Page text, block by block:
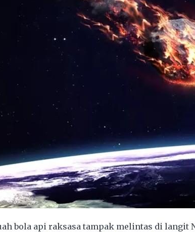
bola api raksasa tampak melintas di langit